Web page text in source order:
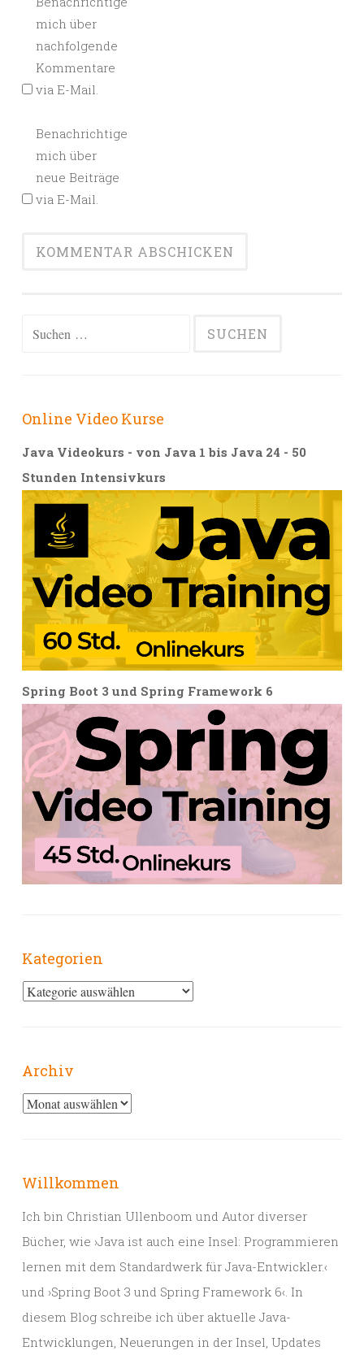
mich über
nachfolgende
Kommentare
via E-Mail.
Benachrichtige
mich über
neue Beiträge
via E-Mail.
Suchen
Online Video Kurse
Java Videokurs - von Java 1 bis Java 24 - 50
Stunden Intensivkurs
Spring Boot 3 und Spring Framework 6
Kategorien
Kategorien
Archiv
Archiv
Willkommen
Ich bin Christian Ullenboom und Autor diverser
Bücher, wie ›Java ist auch eine Insel: Programmieren
lernen mit dem Standardwerk für Java-Entwickler.‹
und ›Spring Boot 3 und Spring Framework 6‹. In
diesem Blog schreibe ich über aktuelle Java-
Entwicklungen, Neuerungen in der Insel, Updates